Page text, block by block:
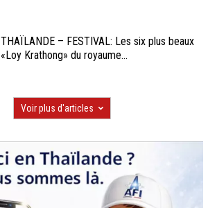
THAÏLANDE – FESTIVAL: Les six plus beaux
«Loy Krathong» du royaume...
Voir plus d'articles